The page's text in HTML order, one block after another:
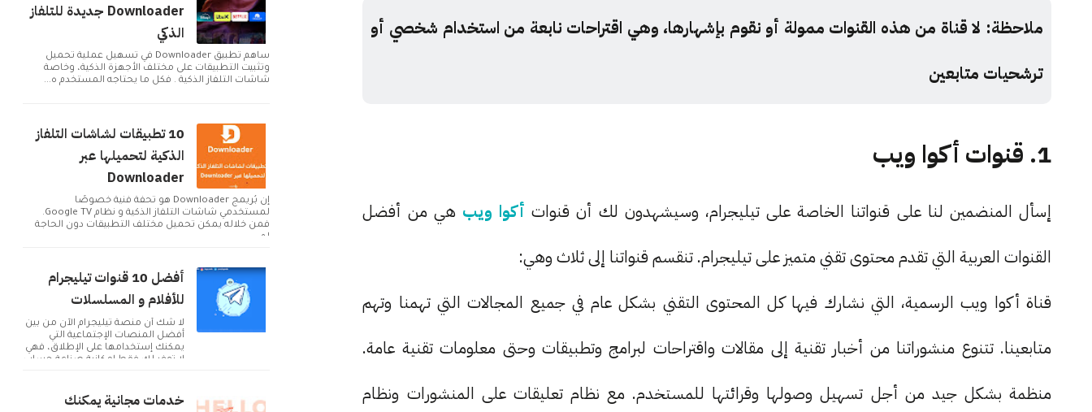
ملاحظة: لا قناة من هذه القنوات ممولة أو نقوم بإشهارها، وهي اقتراحات نابعة من استخدام شخصي أو
ترشحيات متابعين
1. قنوات أكوا ويب
إسأل المنضمين لنا على قنواتنا الخاصة على تيليجرام، وسيشهدون لك أن قنوات أكوا ويب هي من أفضل
القنوات العربية التي تقدم محتوى تقني متميز على تيليجرام. تنقسم قنواتنا إلى ثلاث وهي:
قناة أكوا ويب الرسمية، التي نشارك فيها كل المحتوى التقني بشكل عام في جميع المجالات التي تهمنا وتهم
متابعينا. تتنوع منشوراتنا من أخبار تقنية إلى مقالات واقتراحات لبرامج وتطبيقات وحتى معلومات تقنية عامة.
منظمة بشكل جيد من أجل تسهيل وصولها وقرائتها للمستخدم. مع نظام تعليقات على المنشورات ونظام
Downloader جديدة للتلفاز
الذكي
ساهم تطبيق Downloader في تسهيل عملية تحميل
وتثبيت التطبيقات على مختلف الأجهزة الذكية، وخاصة
شاشات التلفاز الذكية . فكل ما يحتاجه المستخدم ه...
10 تطبيقات لشاشات التلفاز
الذكية لتحميلها عبر
Downloader
إن بُريمج Downloader هو تحفة فنية خصوصًا
لمستخدمي شاشات التلفاز الذكية و نظام Google TV.
فمن خلاله يمكن تحميل مختلف التطبيقات دون الحاجة
لم...
أفضل 10 قنوات تيليجرام
للأفلام و المسلسلات
لا شك أن منصة تيليجرام الآن من بين
أفضل المنصات الإجتماعية التي
يمكنك إستخدامها على الإطلاق، فهي
لا توفر لك فقط إمكانية صناعة حساب
خدمات مجانية يمكنك